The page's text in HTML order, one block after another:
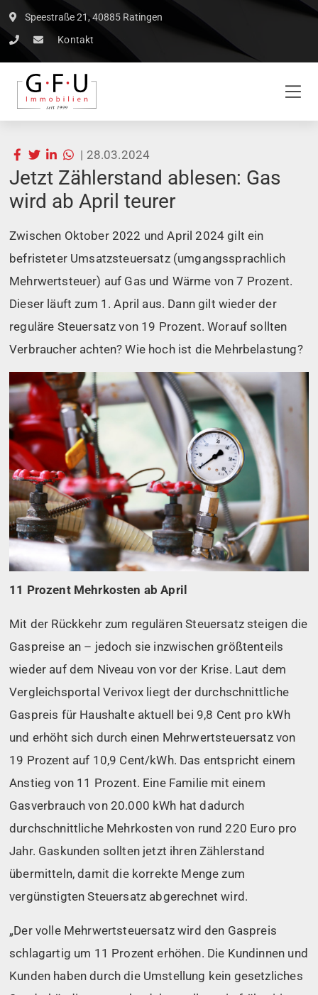
Speestraße 21, 40885 Ratingen
Kontakt
| 28.03.2024
Jetzt Zählerstand ablesen: Gas
wird ab April teurer
Zwischen Oktober 2022 und April 2024 gilt ein
befristeter Umsatzsteuersatz (umgangssprachlich
Mehrwertsteuer) auf Gas und Wärme von 7 Prozent.
Dieser läuft zum 1. April aus. Dann gilt wieder der
reguläre Steuersatz von 19 Prozent. Worauf sollten
Verbraucher achten? Wie hoch ist die Mehrbelastung?
11 Prozent Mehrkosten ab April
Mit der Rückkehr zum regulären Steuersatz steigen die
Gaspreise an – jedoch sie inzwischen größtenteils
wieder auf dem Niveau von vor der Krise. Laut dem
Vergleichsportal Verivox liegt der durchschnittliche
Gaspreis für Haushalte aktuell bei 9,8 Cent pro kWh
und erhöht sich durch einen Mehrwertsteuersatz von
19 Prozent auf 10,9 Cent/kWh. Das entspricht einem
Anstieg von 11 Prozent. Eine Familie mit einem
Gasverbrauch von 20.000 kWh hat dadurch
durchschnittliche Mehrkosten von rund 220 Euro pro
Jahr. Gaskunden sollten jetzt ihren Zählerstand
übermitteln, damit die korrekte Menge zum
vergünstigten Steuersatz abgerechnet wird.
„Der volle Mehrwertsteuersatz wird den Gaspreis
schlagartig um 11 Prozent erhöhen. Die Kundinnen und
Kunden haben durch die Umstellung kein gesetzliches